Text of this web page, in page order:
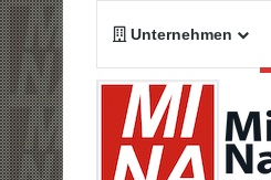
Unternehmen